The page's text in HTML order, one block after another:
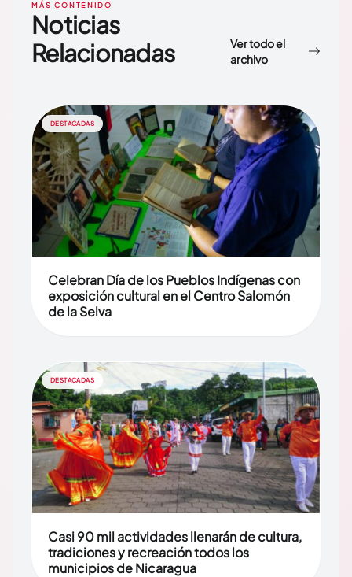
MÁS CONTENIDO
Noticias
Relacionadas
Ver todo el
archivo
DESTACADAS
Celebran Día de los Pueblos Indígenas con
exposición cultural en el Centro Salomón
de la Selva
DESTACADAS
Casi 90 mil actividades llenarán de cultura,
tradiciones y recreación todos los
municipios de Nicaragua